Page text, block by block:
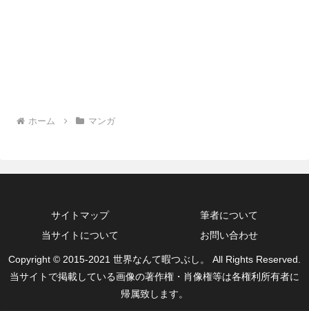
ホーム マンガ
サイトマップ
筆者について
当サイトについて
お問い合わせ
Copyright © 2015-2021 世界なんて暇つぶし。 All Rights Reserved.
当サイトで掲載している画像の著作権・肖像権等は各権利所有者に
帰属致します。